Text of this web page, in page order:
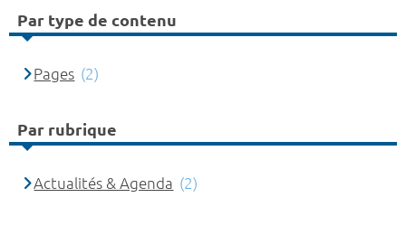
Par type de contenu
Pages (2)
Par rubrique
Actualités & Agenda (2)